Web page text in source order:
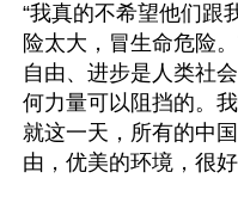
“我真的不希望他们跟
险太大，冒生命危险
自由、进步是人类社
何力量可以阻挡的。
就这一天，所有的中
由，优美的环境，很